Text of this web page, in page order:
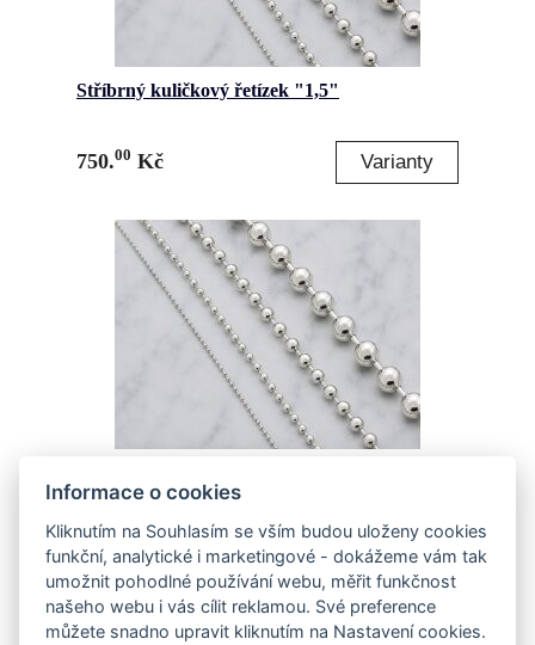
Stříbrný kuličkový řetízek "1,5"
750.00 Kč
530.00Kč
Informace o cookies
Kliknutím na Souhlasím se vším budou uloženy cookies
funkční, analytické i marketingové - dokážeme vám tak
umožnit pohodlné používání webu, měřit funkčnost
našeho webu i vás cílit reklamou. Své preference
můžete snadno upravit kliknutím na Nastavení cookies.